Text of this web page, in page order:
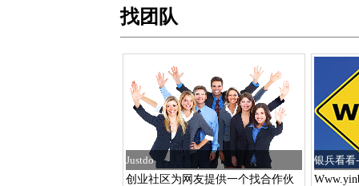
找团队
Justdo
创业社区为网友提供一个找合作伙
银兵看看